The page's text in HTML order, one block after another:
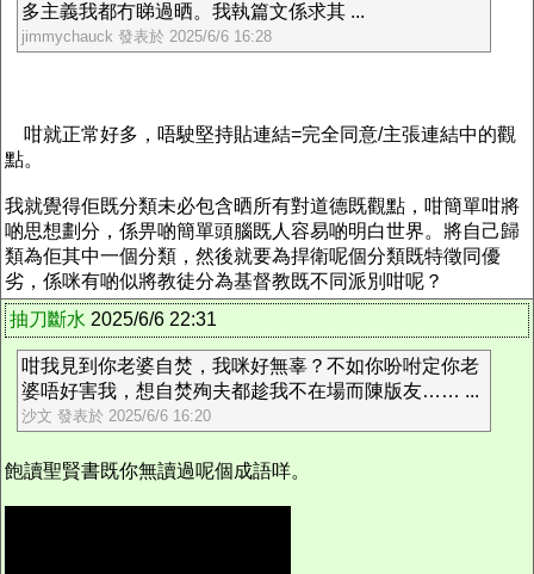
多主義我都冇睇過晒。我執篇文係求其 ...
jimmychauck 發表於 2025/6/6 16:28
咁就正常好多，唔駛堅持貼連結=完全同意/主張連結中的觀
點。
我就覺得佢既分類未必包含晒所有對道德既觀點，咁簡單咁將
啲思想劃分，係畀啲簡單頭腦既人容易啲明白世界。將自己歸
類為佢其中一個分類，然後就要為捍衛呢個分類既特徵同優
劣，係咪有啲似將教徒分為基督教既不同派別咁呢？
抽刀斷水 2025/6/6 22:31
咁我見到你老婆自焚，我咪好無辜？不如你吩咐定你老
婆唔好害我，想自焚殉夫都趁我不在場而陳版友…… ...
沙文 發表於 2025/6/6 16:20
飽讀聖賢書既你無讀過呢個成語咩。